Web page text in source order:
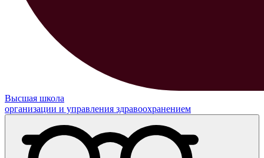
Высшая школа
организации и управления здравоохранением